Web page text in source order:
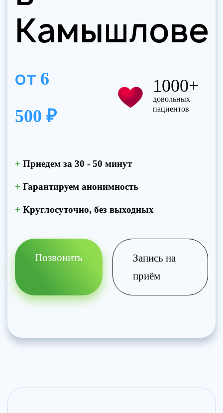
Камышлове
от 6
500 ₽
1000+
довольных
пациентов
+ Приедем за 30 - 50 минут
+ Гарантируем анонимность
+ Круглосуточно, без выходных
Позвонить
Запись на
приём